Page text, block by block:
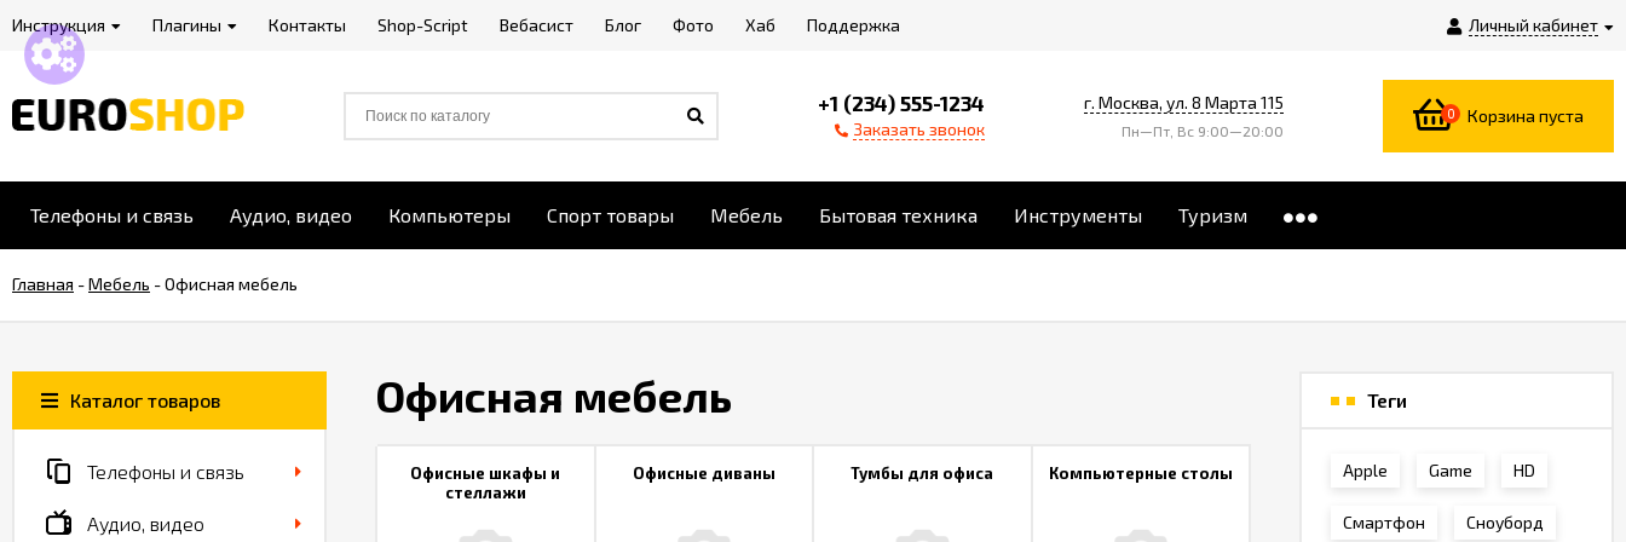
Личный кабинет
Инструкция Плагины Контакты Shop-Script Вебасист Блог Фото Хаб Поддержка
+1 (234) 555-1234
Заказать звонок
г. Москва, ул. 8 Марта 115
Пн—Пт, Вс 9:00—20:00
0 Корзина пуста
Телефоны и связь Аудио, видео Компьютеры Спорт товары Мебель Бытовая техника Инструменты Туризм
Главная -Мебель -Офисная мебель
Офисная мебель
Офисные шкафы и
стеллажи
Офисные диваны Тумбы для офиса Компьютерные столы
Каталог товаров
Телефоны и связь
Аудио, видео
Теги
Apple Game HD
Смартфон Сноуборд